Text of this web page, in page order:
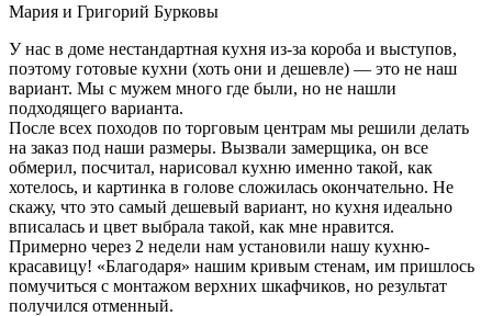
Мария и Григорий Бурковы
У нас в доме нестандартная кухня из-за короба и выступов,
поэтому готовые кухни (хоть они и дешевле) — это не наш
вариант. Мы с мужем много где были, но не нашли
подходящего варианта.
После всех походов по торговым центрам мы решили делать
на заказ под наши размеры. Вызвали замерщика, он все
обмерил, посчитал, нарисовал кухню именно такой, как
хотелось, и картинка в голове сложилась окончательно. Не
скажу, что это самый дешевый вариант, но кухня идеально
вписалась и цвет выбрала такой, как мне нравится.
Примерно через 2 недели нам установили нашу кухню-
красавицу! «Благодаря» нашим кривым стенам, им пришлось
помучиться с монтажом верхних шкафчиков, но результат
получился отменный.